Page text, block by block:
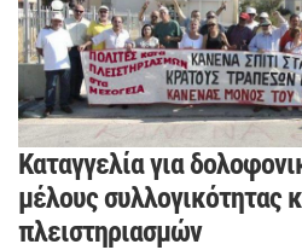
Καταγγελία για
μέλους συλλογικότητας
πλειστηριασμών